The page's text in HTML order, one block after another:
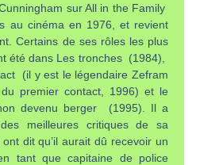
sur All in the Family
au cinéma en 1976, et revient
Certains de ses rôles les plus
été dans Les tronches (1984),
(il y est le légendaire Zefram
premier contact, 1996) et le
devenu berger (1995). Il a
meilleures critiques de sa
dit qu’il aurait dû recevoir un
tant que capitaine de police